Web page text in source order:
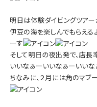
明日は体験ダイビングツアー
伊豆の海を楽しんでもらえる
ーす
そして明日の夜出発で、店長
いいなぁーいいなぁーいいな
ちなみに、２月には角のマブ